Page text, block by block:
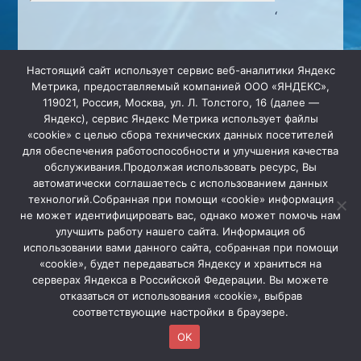
‘
ООО "ИНФО-Магистраль".
Наши реквизиты
Политика в отношении обработки персональных
данных
Номер тех. поддержки: +7 (3452) 395 - 000
Настоящий сайт использует сервис веб-аналитики Яндекс
Метрика, предоставляемый компанией ООО «ЯНДЕКС»,
119021, Россия, Москва, ул. Л. Толстого, 16 (далее —
Яндекс), сервис Яндекс Метрика использует файлы
«cookie» с целью сбора технических данных посетителей
для обеспечения работоспособности и улучшения качества
обслуживания.Продолжая использовать ресурс, Вы
автоматически соглашаетесь с использованием данных
технологий.Собранная при помощи «cookie» информация
не может идентифицировать вас, однако может помочь нам
улучшить работу нашего сайта. Информация об
использовании вами данного сайта, собранная при помощи
«cookie», будет передаваться Яндексу и храниться на
серверах Яндекса в Российской Федерации. Вы можете
отказаться от использования «cookie», выбрав
соответствующие настройки в браузере.
OK